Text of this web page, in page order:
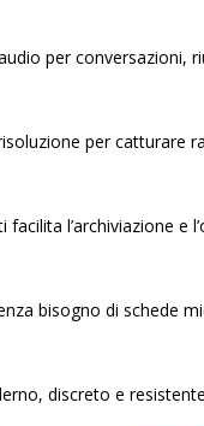
per conversazioni,
per catturare
l’archiviazione e
bisogno di schede
discreto e